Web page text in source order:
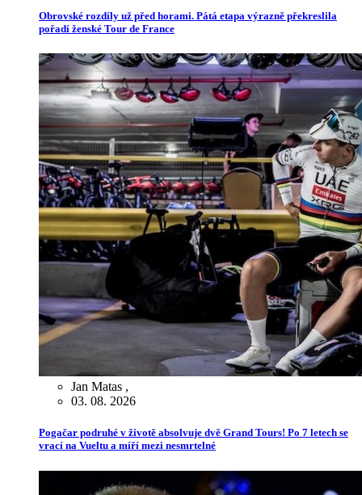
Obrovské rozdíly už před horami. Pátá etapa výrazně překreslila
pořadí ženské Tour de France
Jan Matas ,
03. 08. 2026
Pogačar podruhé v životě absolvuje dvě Grand Tours! Po 7 letech se
vrací na Vueltu a míří mezi nesmrtelné